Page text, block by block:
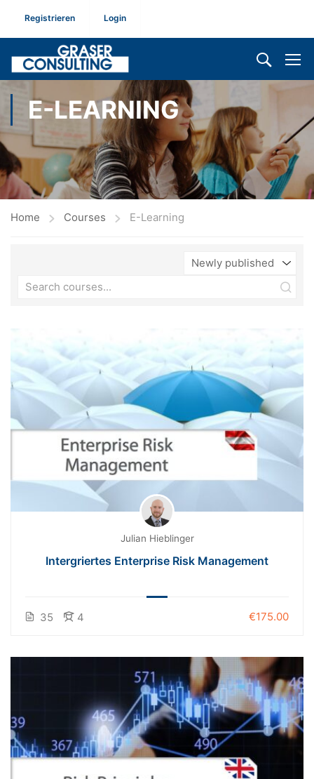
Registrieren Login
E-LEARNING
Home Courses E-Learning
Julian Hieblinger
Intergriertes Enterprise Risk Management
35 4 €175.00